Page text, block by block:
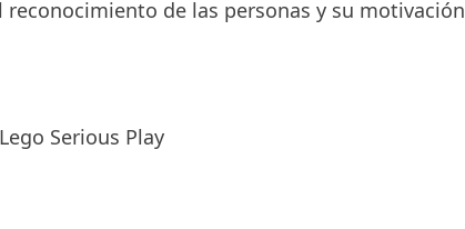
de las personas y su motivación
Serious Play